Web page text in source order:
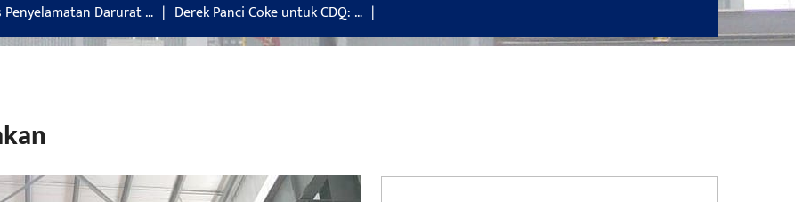
Penyelamatan Darurat …
Derek Panci Coke untuk CDQ: …